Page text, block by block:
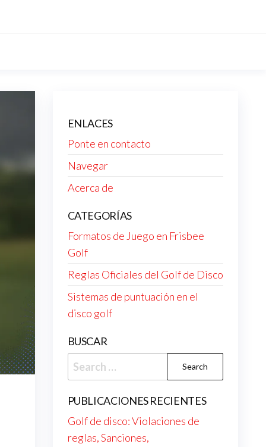
ENLACES
Ponte en contacto
Navegar
Acerca de
CATEGORÍAS
Formatos de Juego en Frisbee
Golf
Reglas Oficiales del Golf de Disco
Sistemas de puntuación en el
disco golf
BUSCAR
Search
for:
PUBLICACIONES RECIENTES
Golf de disco: Violaciones de
reglas, Sanciones,